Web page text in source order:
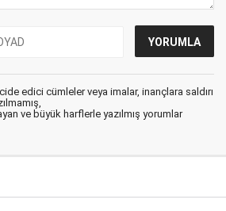
edici cümleler veya imalar, inançlara saldırı
ve büyük harflerle yazılmış yorumlar